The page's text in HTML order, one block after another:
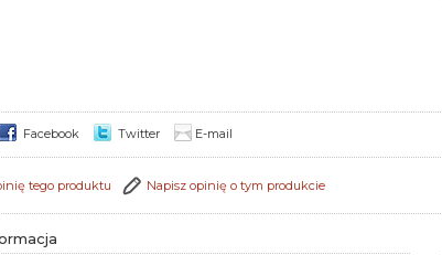
Facebook Twitter E-mail
tego produktu Napisz opinię o tym produkcie